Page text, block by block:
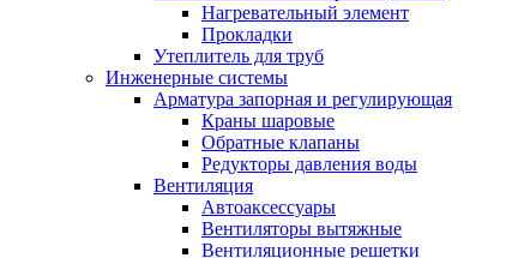
Нагревательный элемент
Прокладки
Утеплитель для труб
Инженерные системы
Арматура запорная и регулирующая
Краны шаровые
Обратные клапаны
Редукторы давления воды
Вентиляция
Автоаксессуары
Вентиляторы вытяжные
Вентиляционные решетки